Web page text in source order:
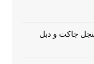
جاكت و دبل